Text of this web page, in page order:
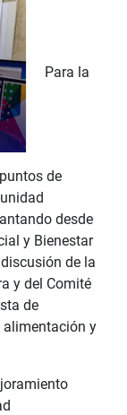
Para la
de
desde
y Bienestar
de la
y del Comité
de
alimentación y